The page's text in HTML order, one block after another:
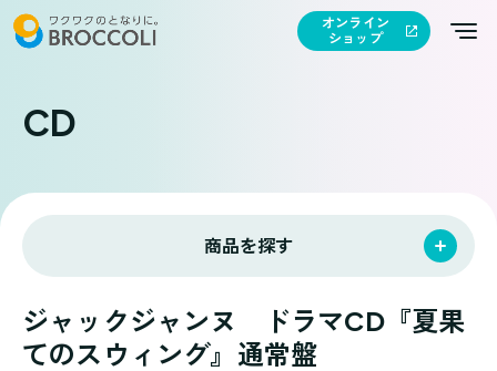
オンライン
ショップ
CD
商品を探す
ジャックジャンヌ ドラマCD『夏果
てのスウィング』通常盤